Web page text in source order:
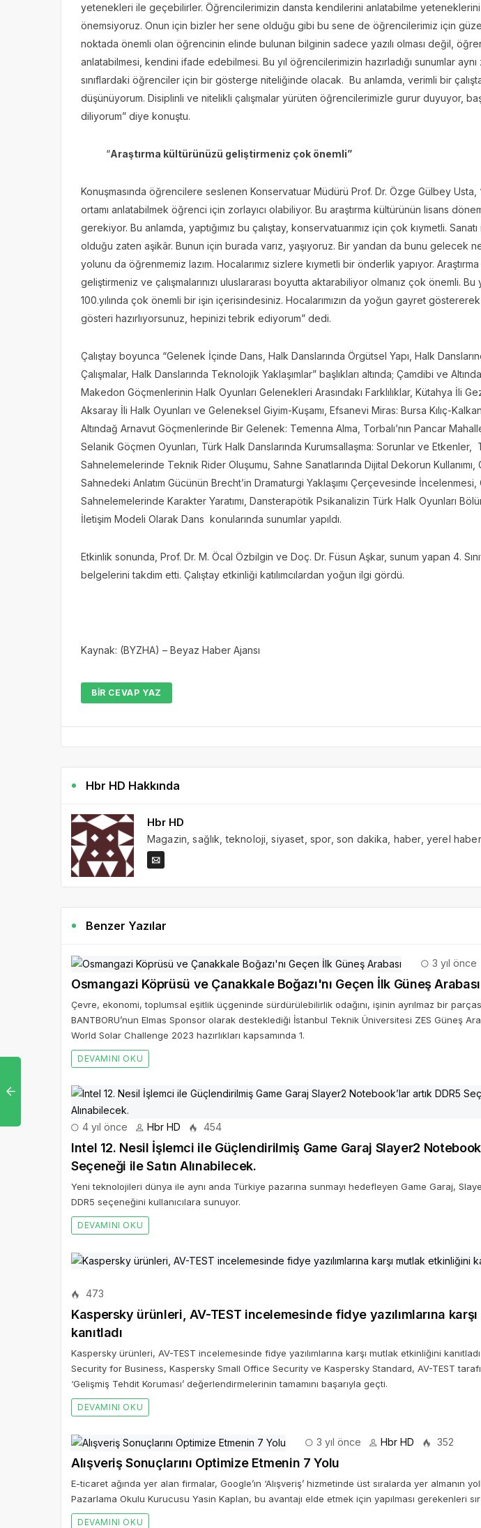
yetenekleri ile geçebilirler. Öğrencilerimizin dansta kendilerini anlatabilme
önemsiyoruz. Onun için bizler her sene olduğu gibi bu sene de öğrencilerimiz için
noktada önemli olan öğrencinin elinde bulunan bilginin sadece yazılı olması değil,
anlatabilmesi, kendini ifade edebilmesi. Bu yıl öğrencilerimizin hazırladığı sunumlar
sınıflardaki öğrenciler için bir gösterge niteliğinde olacak. Bu anlamda, verimli bir
düşünüyorum. Disiplinli ve nitelikli çalışmalar yürüten öğrencilerimizle gurur duyuyor,
diliyorum” diye konuştu.
“Araştırma kültürünüzü geliştirmeniz çok önemli”
Konuşmasında öğrencilere seslenen Konservatuar Müdürü Prof. Dr. Özge Gülbey Usta,
ortamı anlatabilmek öğrenci için zorlayıcı olabiliyor. Bu araştırma kültürünün lisans
gerekiyor. Bu anlamda, yaptığımız bu çalıştay, konservatuarımız için çok kıymetli.
olduğu zaten aşikâr. Bunun için burada varız, yaşıyoruz. Bir yandan da bunu gelecek
yolunu da öğrenmemiz lazım. Hocalarımız sizlere kıymetli bir önderlik yapıyor.
geliştirmeniz ve çalışmalarınızı uluslararası boyutta aktarabiliyor olmanız çok önemli. Bu
100.yılında çok önemli bir işin içerisindesiniz. Hocalarımızın da yoğun gayret
gösteri hazırlıyorsunuz, hepinizi tebrik ediyorum” dedi.
Çalıştay boyunca “Gelenek İçinde Dans, Halk Danslarında Örgütsel Yapı, Halk
Çalışmalar, Halk Danslarında Teknolojik Yaklaşımlar” başlıkları altında; Çamdibi ve
Makedon Göçmenlerinin Halk Oyunları Gelenekleri Arasındakı Farklılıklar, Kütahya İli
Aksaray İli Halk Oyunları ve Geleneksel Giyim-Kuşamı, Efsanevi Miras: Bursa Kılıç-
Altındağ Arnavut Göçmenlerinde Bir Gelenek: Temenna Alma, Torbalı’nın Pancar
Selanik Göçmen Oyunları, Türk Halk Danslarında Kurumsallaşma: Sorunlar ve Etkenler,
Sahnelemelerinde Teknik Rider Oluşumu, Sahne Sanatlarında Dijital Dekorun Kullanımı,
Sahnedeki Anlatım Gücünün Brecht’in Dramaturgi Yaklaşımı Çerçevesinde
Sahnelemelerinde Karakter Yaratımı, Dansterapötik Psikanalizin Türk Halk Oyunları
İletişim Modeli Olarak Dans konularında sunumlar yapıldı.
Etkinlik sonunda, Prof. Dr. M. Öcal Özbilgin ve Doç. Dr. Füsun Aşkar, sunum yapan 4.
belgelerini takdim etti. Çalıştay etkinliği katılımcılardan yoğun ilgi gördü.
Kaynak: (BYZHA) – Beyaz Haber Ajansı
BIR CEVAP YAZ
Hbr HD Hakkında
Hbr HD
Magazin, sağlık, teknoloji, siyaset, spor, son dakika, haber, yerel
Benzer Yazılar
3 yıl önce
Osmangazi Köprüsü ve Çanakkale Boğazı'nı Geçen İlk Güneş Arabası
Çevre, ekonomi, toplumsal eşitlik üçgeninde sürdürülebilirlik odağını, işinin ayrılmaz bir
BANTBORU’nun Elmas Sponsor olarak desteklediği İstanbul Teknik Üniversitesi ZES Güneş
World Solar Challenge 2023 hazırlıkları kapsamında 1.
DEVAMINI OKU
4 yıl önce Hbr HD 454
Intel 12. Nesil İşlemci ile Güçlendirilmiş Game Garaj Slayer2
Seçeneği ile Satın Alınabilecek.
Yeni teknolojileri dünya ile aynı anda Türkiye pazarına sunmayı hedefleyen Game Garaj,
DDR5 seçeneğini kullanıcılara sunuyor.
DEVAMINI OKU
473
Kaspersky ürünleri, AV-TEST incelemesinde fidye yazılımlarına
kanıtladı
Kaspersky ürünleri, AV-TEST incelemesinde fidye yazılımlarına karşı mutlak etkinliğini
Security for Business, Kaspersky Small Office Security ve Kaspersky Standard, AV-TEST
‘Gelişmiş Tehdit Koruması’ değerlendirmelerinin tamamını başarıyla geçti.
DEVAMINI OKU
3 yıl önce Hbr HD 352
Alışveriş Sonuçlarını Optimize Etmenin 7 Yolu
E-ticaret ağında yer alan firmalar, Google’ın ‘Alışveriş’ hizmetinde üst sıralarda yer almanın
Pazarlama Okulu Kurucusu Yasin Kaplan, bu avantajı elde etmek için yapılması gerekenleri
DEVAMINI OKU